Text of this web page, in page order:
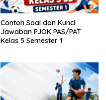
Contoh Soal dan Kunci
Jawaban PJOK PAS/PAT
Kelas 5 Semester 1